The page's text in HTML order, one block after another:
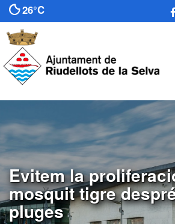
26°C
Evitem la
mosquit tigre
pluges